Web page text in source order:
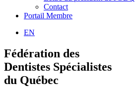
Contact
Portail Membre
EN
Fédération des
Dentistes Spécialistes
du Québec